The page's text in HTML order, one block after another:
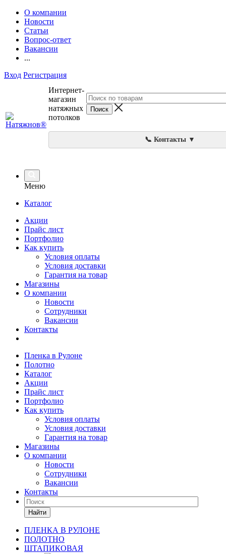
О компании
Новости
Статьи
Вопрос-ответ
Вакансии
...
Вход Регистрация
Интернет-
магазин
натяжных
потолков
📞 Контакты ▼
Меню
Каталог
Акции
Прайс лист
Портфолио
Как купить
Условия оплаты
Условия доставки
Гарантия на товар
Магазины
О компании
Новости
Сотрудники
Вакансии
Контакты
Пленка в Рулоне
Полотно
Каталог
Акции
Прайс лист
Портфолио
Как купить
Условия оплаты
Условия доставки
Гарантия на товар
Магазины
О компании
Новости
Сотрудники
Вакансии
Контакты
Найти
ПЛЕНКА В РУЛОНЕ
ПОЛОТНО
ШТАПИКОВАЯ